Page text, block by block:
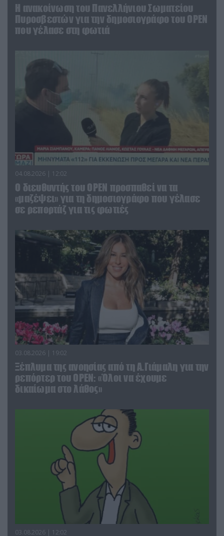
Η ανακοίνωση του Πανελλήνιου Σωματείου
Πυροσβεστών για την δημοσιογράφο του OPEN
που γέλασε στη φωτιά
04.08.2026 | 12:02
O διευθυντής του OPEN προσπαθεί να τα
«μαζέψει» για τη δημοσιογράφο που γέλασε
σε ρεπορτάζ για τις φωτιές
03.08.2026 | 19:02
Ξέπλυμα της ανοησίας από τη Α.Γιάμαλη για την
ρεπόρτερ του ΟΡΕΝ: «Όλοι να έχουμε
δικαίωμα στο λάθος»
03.08.2026 | 12:02